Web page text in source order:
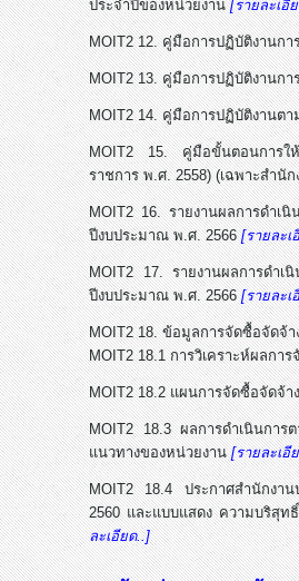
ประจำปีของหน่วยงาน[รายละเอี
MOIT2 12. คู่มือการปฏิบัติงานก
MOIT2 13. คู่มือการปฏิบัติงานก
MOIT2 14. คู่มือการปฏิบัติงานต
MOIT2 15. คู่มือขั้นตอนการให้
ราชการ พ.ศ. 2558) (เฉพาะสำ
MOIT2 16. รายงานผลการดำเ
ปีงบประมาณ พ.ศ. 2566[รายละเ
MOIT2 17. รายงานผลการดำเ
ปีงบประมาณ พ.ศ. 2566[รายละเ
MOIT2 18. ข้อมูลการจัดซื้อจัดจ้า
MOIT2 18.1 การวิเคราะห์ผลก
MOIT2 18.2 แผนการจัดซื้อจัดจ้
MOIT2 18.3 ผลการดำเนินการ
แนวทางของหน่วยงาน[รายละเอี
MOIT2 18.4 ประกาศสำนักงาน
2560 และแบบแสดง ความบริสุท
ละเอียด..]